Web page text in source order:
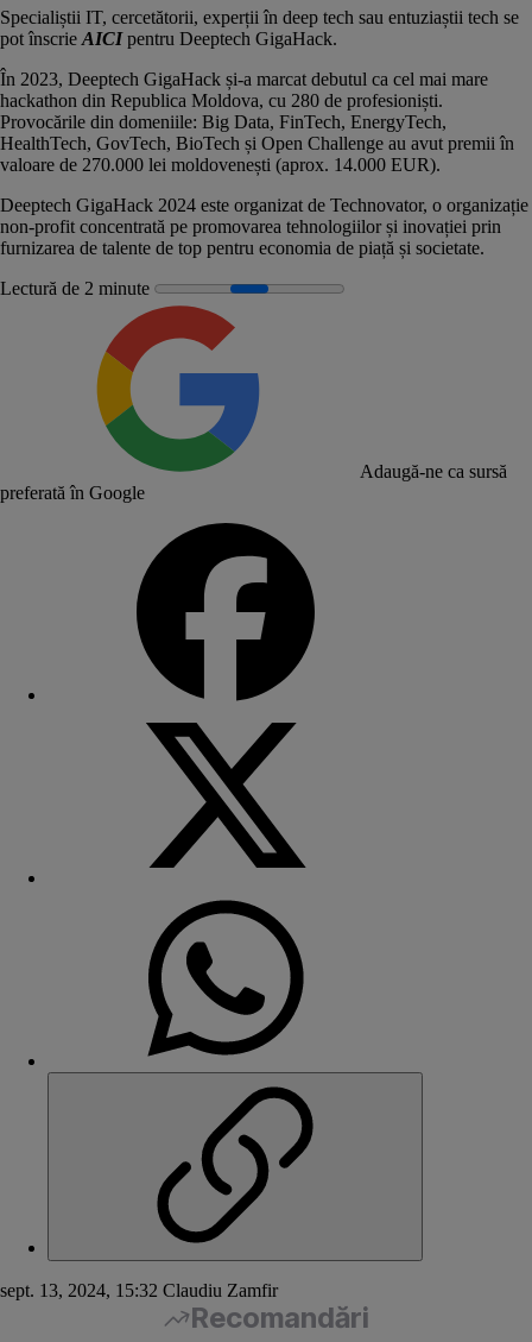
Specialiștii IT, cercetătorii, experții în deep tech sau entuziaștii tech se
pot înscrie AICIpentru Deeptech GigaHack.
În 2023, Deeptech GigaHack și-a marcat debutul ca cel mai mare
hackathon din Republica Moldova, cu 280 de profesioniști.
Provocările din domeniile: Big Data, FinTech, EnergyTech,
HealthTech, GovTech, BioTech și Open Challenge au avut premii în
valoare de 270.000 lei moldovenești (aprox. 14.000 EUR).
Deeptech GigaHack 2024 este organizat de Technovator, o organizație
non-profit concentrată pe promovarea tehnologiilor și inovației prin
furnizarea de talente de top pentru economia de piață și societate.
Lectură de 2 minute
Adaugă-ne ca sursă
preferată în Google
sept. 13, 2024, 15:32 Claudiu Zamfir
Recomandări